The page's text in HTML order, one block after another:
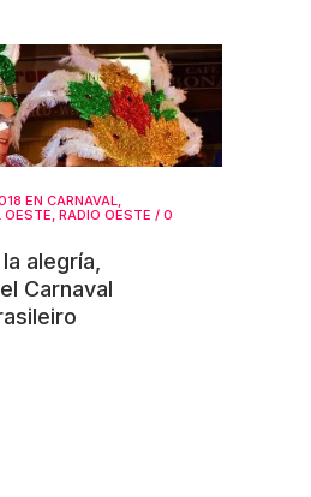
EN CARNAVAL,
OESTE, RADIO OESTE / 0
alegría,
Carnaval